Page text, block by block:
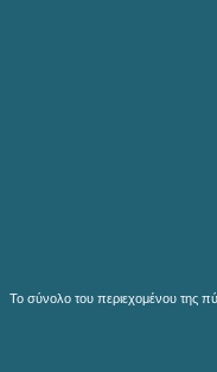
Το σύνολο του περιεχομένου της